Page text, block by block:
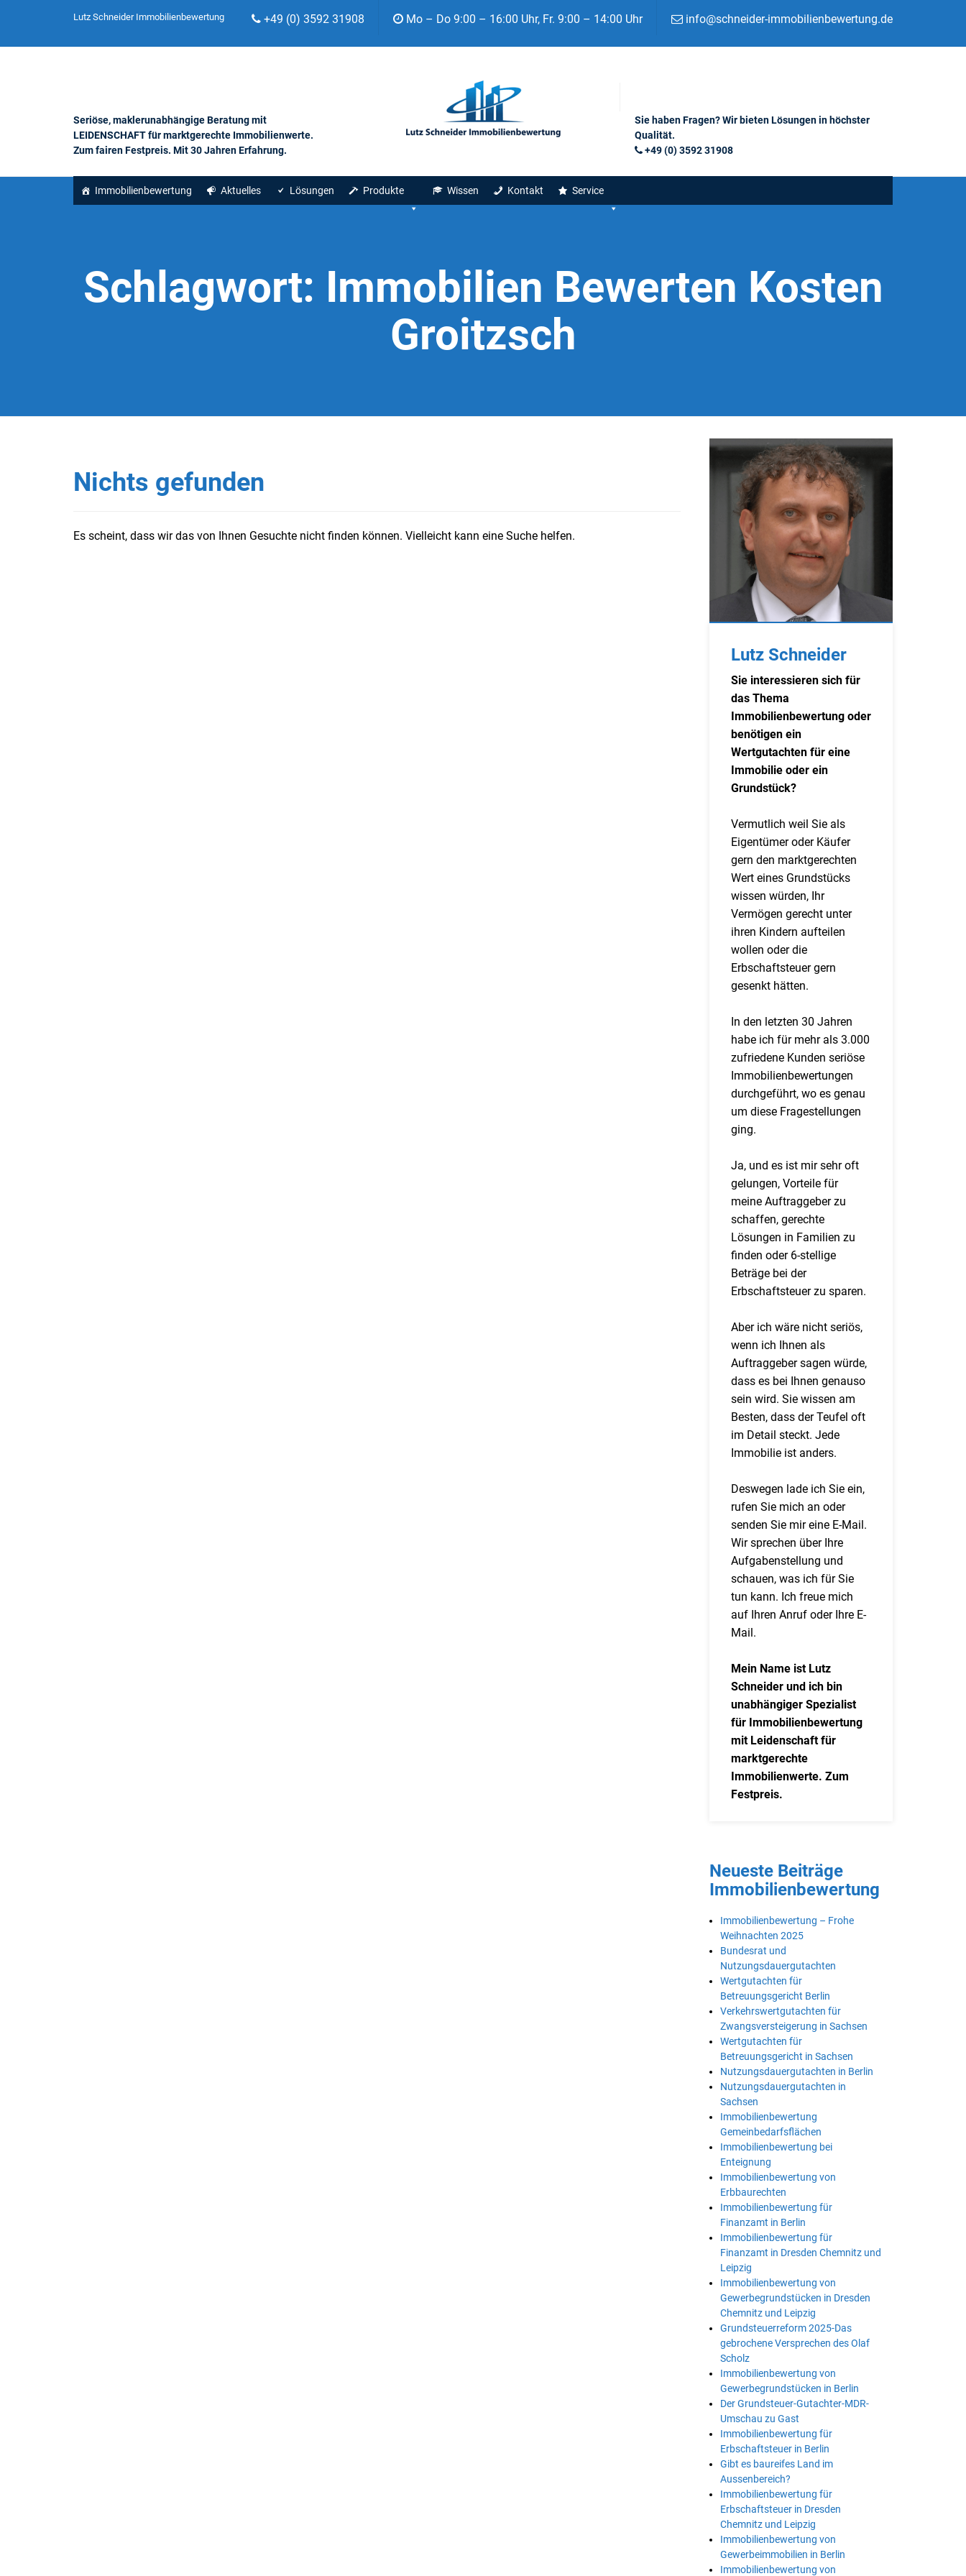
Lutz Schneider Immobilienbewertung +49 (0) 3592 31908 Mo – Do 9:00 – 16:00 Uhr, Fr. 9:00 – 14:00 Uhr info@schneider-immobilienbewertung.de
Seriöse, maklerunabhängige Beratung mit
LEIDENSCHAFT für marktgerechte Immobilienwerte.
Zum fairen Festpreis. Mit 30 Jahren Erfahrung.
Sie haben Fragen? Wir bieten Lösungen in höchster
Qualität.
+49 (0) 3592 31908
Immobilienbewertung Aktuelles Lösungen Produkte Wissen Kontakt Service
Schlagwort: Immobilien Bewerten Kosten
Groitzsch
Nichts gefunden
Es scheint, dass wir das von Ihnen Gesuchte nicht finden können. Vielleicht kann eine Suche helfen.
Lutz Schneider
Sie interessieren sich für
das Thema
Immobilienbewertung oder
benötigen ein
Wertgutachten für eine
Immobilie oder ein
Grundstück?
Vermutlich weil Sie als
Eigentümer oder Käufer
gern den marktgerechten
Wert eines Grundstücks
wissen würden, Ihr
Vermögen gerecht unter
ihren Kindern aufteilen
wollen oder die
Erbschaftsteuer gern
gesenkt hätten.
In den letzten 30 Jahren
habe ich für mehr als 3.000
zufriedene Kunden seriöse
Immobilienbewertungen
durchgeführt, wo es genau
um diese Fragestellungen
ging.
Ja, und es ist mir sehr oft
gelungen, Vorteile für
meine Auftraggeber zu
schaffen, gerechte
Lösungen in Familien zu
finden oder 6-stellige
Beträge bei der
Erbschaftsteuer zu sparen.
Aber ich wäre nicht seriös,
wenn ich Ihnen als
Auftraggeber sagen würde,
dass es bei Ihnen genauso
sein wird. Sie wissen am
Besten, dass der Teufel oft
im Detail steckt. Jede
Immobilie ist anders.
Deswegen lade ich Sie ein,
rufen Sie mich an oder
senden Sie mir eine E-Mail.
Wir sprechen über Ihre
Aufgabenstellung und
schauen, was ich für Sie
tun kann. Ich freue mich
auf Ihren Anruf oder Ihre E-
Mail.
Mein Name ist Lutz
Schneider und ich bin
unabhängiger Spezialist
für Immobilienbewertung
mit Leidenschaft für
marktgerechte
Immobilienwerte. Zum
Festpreis.
Neueste Beiträge
Immobilienbewertung
Immobilienbewertung – Frohe
Weihnachten 2025
Bundesrat und
Nutzungsdauergutachten
Wertgutachten für
Betreuungsgericht Berlin
Verkehrswertgutachten für
Zwangsversteigerung in Sachsen
Wertgutachten für
Betreuungsgericht in Sachsen
Nutzungsdauergutachten in Berlin
Nutzungsdauergutachten in
Sachsen
Immobilienbewertung
Gemeinbedarfsflächen
Immobilienbewertung bei
Enteignung
Immobilienbewertung von
Erbbaurechten
Immobilienbewertung für
Finanzamt in Berlin
Immobilienbewertung für
Finanzamt in Dresden Chemnitz und
Leipzig
Immobilienbewertung von
Gewerbegrundstücken in Dresden
Chemnitz und Leipzig
Grundsteuerreform 2025-Das
gebrochene Versprechen des Olaf
Scholz
Immobilienbewertung von
Gewerbegrundstücken in Berlin
Der Grundsteuer-Gutachter-MDR-
Umschau zu Gast
Immobilienbewertung für
Erbschaftsteuer in Berlin
Gibt es baureifes Land im
Aussenbereich?
Immobilienbewertung für
Erbschaftsteuer in Dresden
Chemnitz und Leipzig
Immobilienbewertung von
Gewerbeimmobilien in Berlin
Immobilienbewertung von